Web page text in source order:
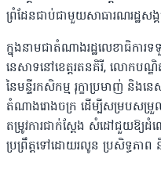
ព្រំដែនជាប់ជាមួយសាធារណរដ្ឋស
ក្នុងនាមជាតំណាងរដ្ឋលេខាធិការ
នេសាទនៅខេត្តរតនគិរី, លោកបណ្
នៃមន្ទីរកសិកម្ម រុក្ខាប្រមាញ់ និង
តំណាងរោងចក្រ ដើម្បីសម្របសម្រួល
តម្រូវការជាក់ស្តែង សំដៅជួយឱ្យដំ
ប្រព្រឹត្តទៅដោយរលូន ប្រសិទ្ធភាព